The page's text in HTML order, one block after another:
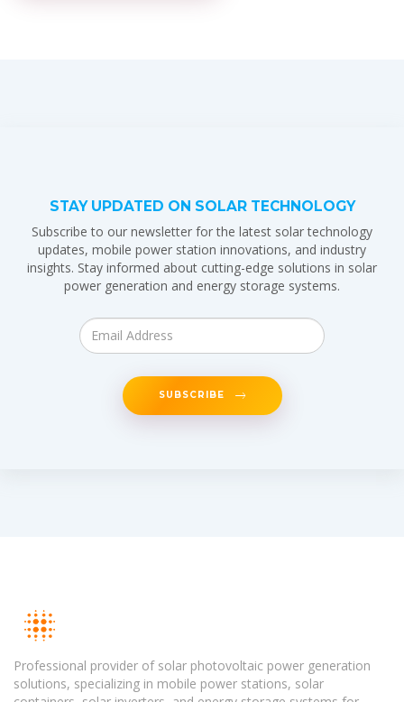
STAY UPDATED ON SOLAR TECHNOLOGY
Subscribe to our newsletter for the latest solar technology
updates, mobile power station innovations, and industry
insights. Stay informed about cutting-edge solutions in solar
power generation and energy storage systems.
SUBSCRIBE
Professional provider of solar photovoltaic power generation
solutions, specializing in mobile power stations, solar